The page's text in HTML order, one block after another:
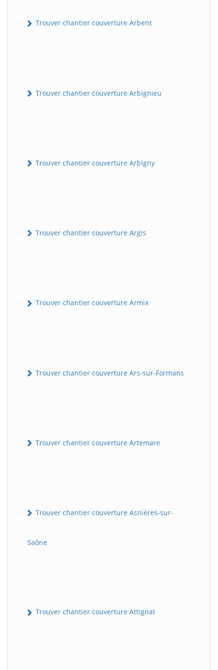
Trouver chantier couverture Arbent
Trouver chantier couverture Arbignieu
Trouver chantier couverture Arbigny
Trouver chantier couverture Argis
Trouver chantier couverture Armix
Trouver chantier couverture Ars-sur-Formans
Trouver chantier couverture Artemare
Trouver chantier couverture Asnières-sur-
Saône
Trouver chantier couverture Attignat